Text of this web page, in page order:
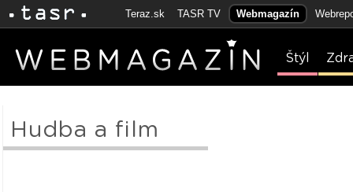
Teraz.sk TASR TV Webmagazín
Štýl
Hudba a film